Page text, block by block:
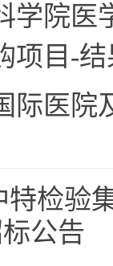
学院医
项目-
际医院
特检验
公告